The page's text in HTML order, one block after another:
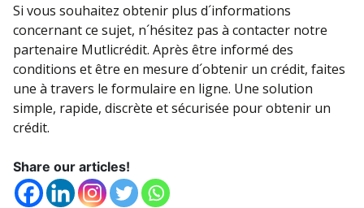
Si vous souhaitez obtenir plus d´informations
concernant ce sujet, n´hésitez pas à contacter notre
partenaire Mutlicrédit. Après être informé des
conditions et être en mesure d´obtenir un crédit, faites
une à travers le formulaire en ligne. Une solution
simple, rapide, discrète et sécurisée pour obtenir un
crédit.
Share our articles!